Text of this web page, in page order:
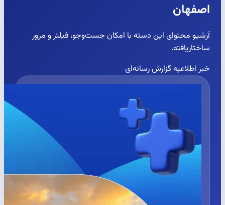
اصفهان
آرشیو محتوای این دسته با امکان جست‌وجو، فیلتر و مرور
ساختاریافته.
خبر اطلاعیهگزارش رسانه‌ای